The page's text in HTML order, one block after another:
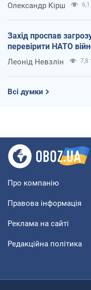
Олександр Кірш 6,1
Захід проспав
перевірити НАТО
Леонід Невзлін 7,8
Всі думки
Про компанію
Правова інформація
Реклама на сайті
Редакційна політика